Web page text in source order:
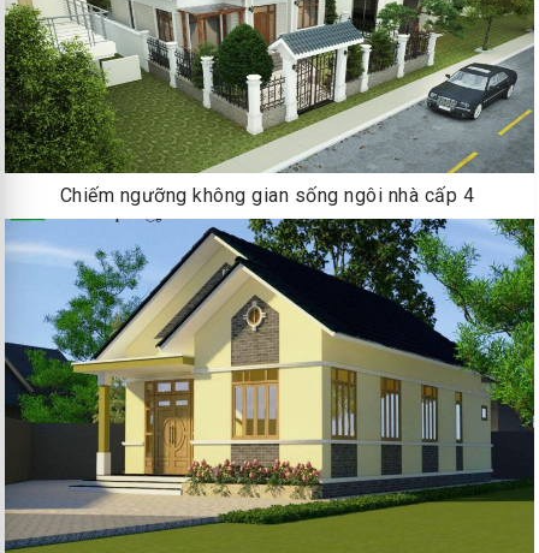
Chiếm ngưỡng không gian sống ngôi nhà cấp 4